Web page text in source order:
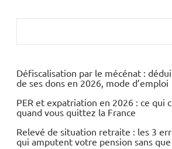
Défiscalisation par le mécénat :
de ses dons en 2026, mode d’emploi
PER et expatriation en 2026 : ce qui
quand vous quittez la France
Relevé de situation retraite : les 3
qui amputent votre pension sans que